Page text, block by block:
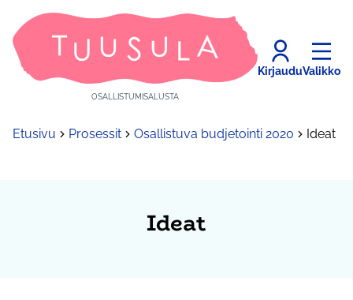
OSALLISTUMISALUSTA
KirjauduValikko
Etusivu Prosessit Osallistuva budjetointi 2020 Ideat
Ideat